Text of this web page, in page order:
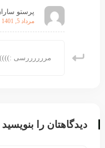
پرستو
مرداد 5, 1401 ساعت 10:20 ق.ظ
مررررررسی
دیدگاهتان را بنویسید